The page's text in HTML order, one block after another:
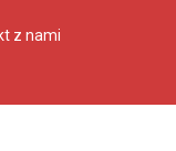
z nami